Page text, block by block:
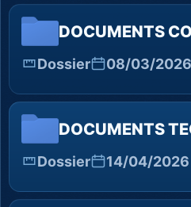
DOCUMENTS
Dossier 08/03/
DOCUMENTS
Dossier 14/04/2026